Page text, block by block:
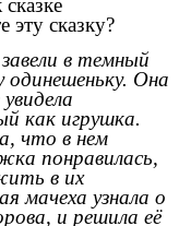
сказку?
в темный
одинешеньку. Она
как игрушка.
что в нем
понравилась,
в их
мачеха узнала о
и решила её